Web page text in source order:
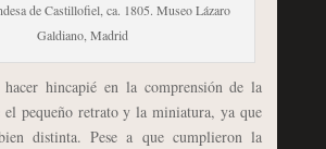
de Castillofiel, ca. 1805. Museo Lázaro
Galdiano, Madrid
hincapié en la comprensión de la
el pequeño retrato y la miniatura, ya que
distinta. Pese a que cumplieron la